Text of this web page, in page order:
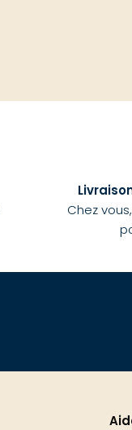
Chez